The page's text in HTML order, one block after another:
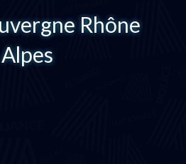
Rhône
Alpes